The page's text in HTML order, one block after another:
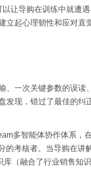
让导购在训练中就遭
起心理韧性和应对直
一次关键参数的误读
现，错过了最佳的纠
多智能体协作体系，
的考核者。当导购在
（融合了行业销售知